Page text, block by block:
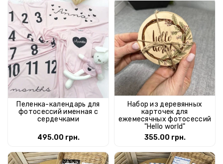
Пеленка-календарь для
фотосессий именная с
сердечками
495.00 грн.
Набор из деревянных
карточек для
ежемесячных фотосессий
"Hello world"
355.00 грн.